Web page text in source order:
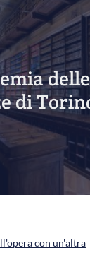
delle
di
con un'altra